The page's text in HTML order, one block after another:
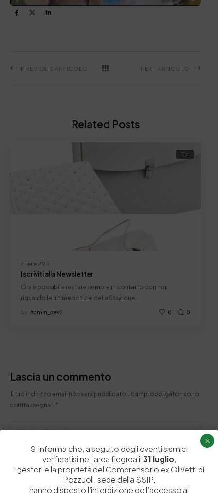
PREVIOUS ARTICOLO NEXT ARTICOLO
Related Posts
3 Luglio 2015
Old
Iscriviti alla Newsletter
Ora è possibile restare sempre in contatto con noi
riguardo le ultime notizie della Stazione…
by Admin_dev2 0 0
Lascia un commento
Il tuo indirizzo email non sarà pubblicato. I campi obbligatori sono
contrassegnati *
Si informa che, a seguito degli eventi sismici
verificatisi nell’area flegrea il31 luglio,
i gestori e la proprietà del Comprensorio ex Olivetti di
Pozzuoli, sede della SSIP,
hanno disposto l’interdizione dell’accesso al
×